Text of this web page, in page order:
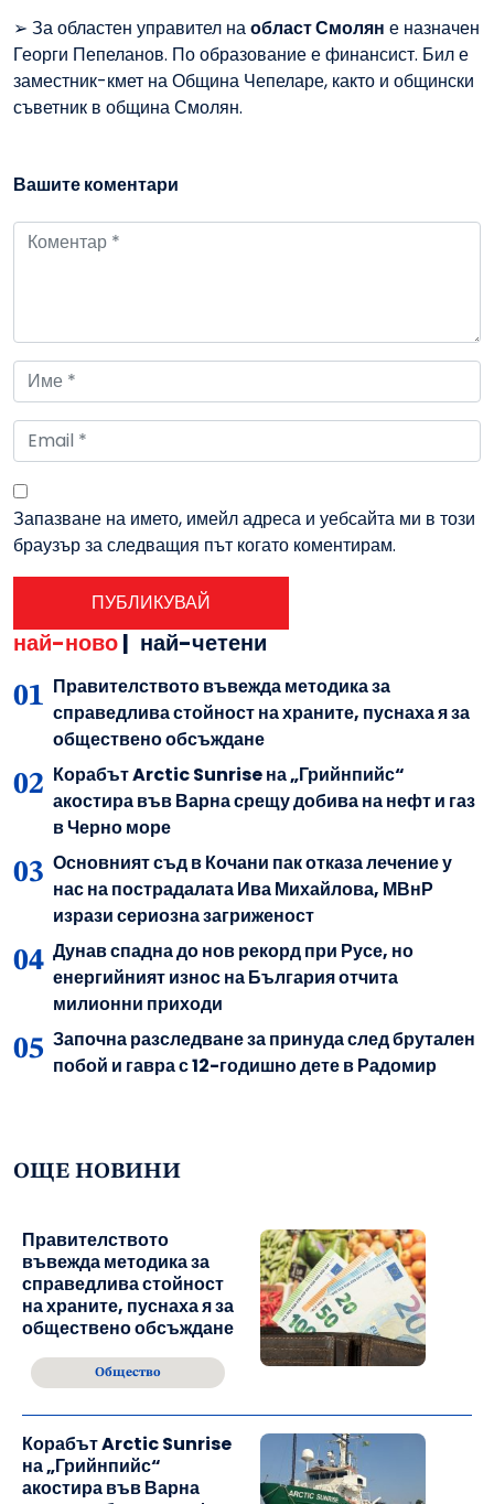
➢ За областен управител наобласт Смолян е назначен
Георги Пепеланов. По образование е финансист. Бил е
заместник-кмет на Община Чепеларе, както и общински
съветник в община Смолян.
Вашите коментари
Запазване на името, имейл адреса и уебсайта ми в този
браузър за следващия път когато коментирам.
най-ново| най-четени
Правителството въвежда методика за
справедлива стойност на храните, пуснаха я за
обществено обсъждане
Корабът Arctic Sunrise на „Грийнпийс“
акостира във Варна срещу добива на нефт и газ
в Черно море
Основният съд в Кочани пак отказа лечение у
нас на пострадалата Ива Михайлова, МВнР
изрази сериозна загриженост
Дунав спадна до нов рекорд при Русе, но
енергийният износ на България отчита
милионни приходи
Започна разследване за принуда след брутален
побой и гавра с 12-годишно дете в Радомир
ОЩЕ НОВИНИ
Правителството
въвежда методика за
справедлива стойност
на храните, пуснаха я за
обществено обсъждане
Общество
Корабът Arctic Sunrise
на „Грийнпийс“
акостира във Варна